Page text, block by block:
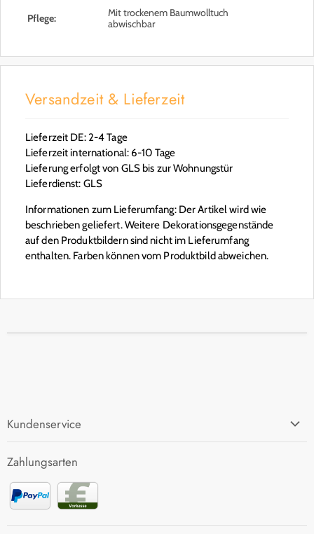
Pflege:
Mit trockenem Baumwolltuch
abwischbar
Versandzeit & Lieferzeit
Lieferzeit DE: 2-4 Tage
Lieferzeit international: 6-10 Tage
Lieferung erfolgt von GLS bis zur Wohnungstür
Lieferdienst: GLS
Informationen zum Lieferumfang: Der Artikel wird wie
beschrieben geliefert. Weitere Dekorationsgegenstände
auf den Produktbildern sind nicht im Lieferumfang
enthalten. Farben können vom Produktbild abweichen.
Kundenservice
Zahlung und Versand
Rücksendung
Kontakt
Zahlungsarten